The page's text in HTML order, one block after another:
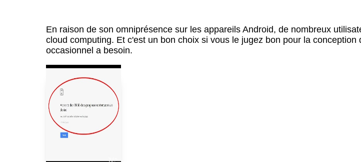
En raison de son omniprésence sur les appareils Android, de nombreux
cloud computing. Et c'est un bon choix si vous le jugez bon pour la
occasionnel a besoin.